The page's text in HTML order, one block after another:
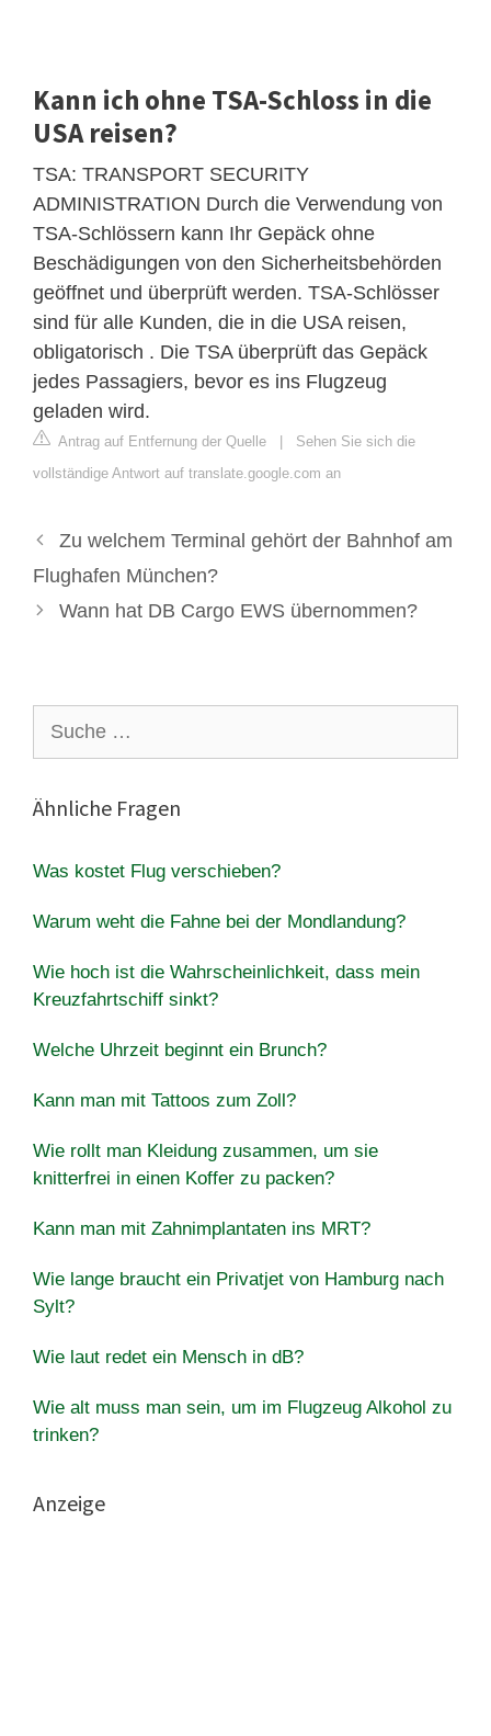
Kann ich ohne TSA-Schloss in die
USA reisen?
TSA: TRANSPORT SECURITY
ADMINISTRATION Durch die Verwendung von
TSA-Schlössern kann Ihr Gepäck ohne
Beschädigungen von den Sicherheitsbehörden
geöffnet und überprüft werden. TSA-Schlösser
sind für alle Kunden, die in die USA reisen,
obligatorisch . Die TSA überprüft das Gepäck
jedes Passagiers, bevor es ins Flugzeug
geladen wird.
Antrag auf Entfernung der Quelle | Sehen Sie sich die
vollständige Antwort auf translate.google.com an
Zu welchem ​​Terminal gehört der Bahnhof am
Flughafen München?
Wann hat DB Cargo EWS übernommen?
nach:
Ähnliche Fragen
Was kostet Flug verschieben?
Warum weht die Fahne bei der Mondlandung?
Wie hoch ist die Wahrscheinlichkeit, dass mein
Kreuzfahrtschiff sinkt?
Welche Uhrzeit beginnt ein Brunch?
Kann man mit Tattoos zum Zoll?
Wie rollt man Kleidung zusammen, um sie
knitterfrei in einen Koffer zu packen?
Kann man mit Zahnimplantaten ins MRT?
Wie lange braucht ein Privatjet von Hamburg nach
Sylt?
Wie laut redet ein Mensch in dB?
Wie alt muss man sein, um im Flugzeug Alkohol zu
trinken?
Anzeige